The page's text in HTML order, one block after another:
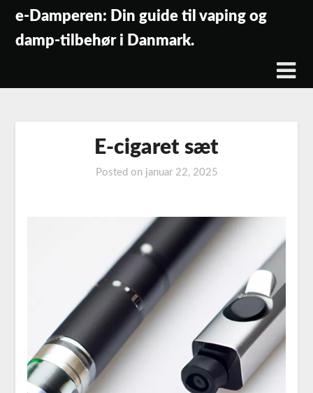
content
e-Damperen: Din guide til vaping og
damp-tilbehør i Danmark.
E-cigaret sæt
Posted on januar 22, 2025